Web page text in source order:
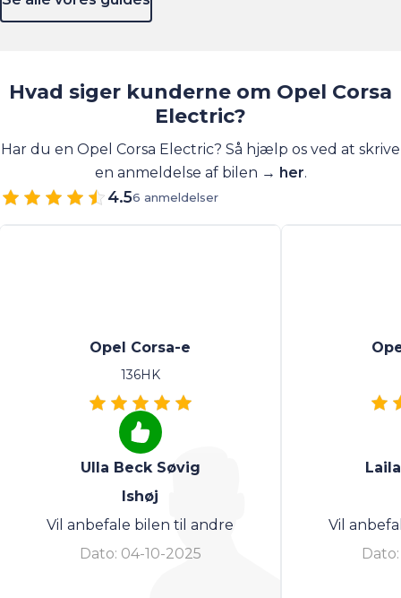
Hvad siger kunderne om Opel Corsa
Electric?
Har du en Opel Corsa Electric? Så hjælp os ved at skrive
en anmeldelse af bilen → her.
4.56 anmeldelser
Opel Corsa-e
136HK
Ulla Beck Søvig
Ishøj
Vil anbefale bilen til andre
Dato: 04-10-2025
Vil